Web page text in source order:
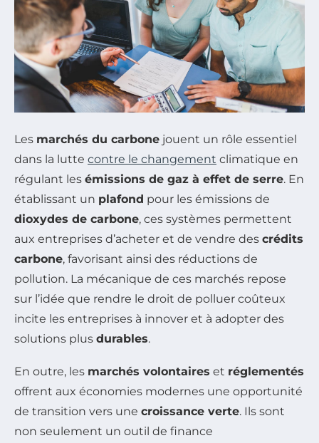
Les marchés du carbone jouent un rôle essentiel
dans la lutte contre le changement climatique en
régulant les émissions de gaz à effet de serre. En
établissant un plafond pour les émissions de
dioxydes de carbone, ces systèmes permettent
aux entreprises d’acheter et de vendre des crédits
carbone, favorisant ainsi des réductions de
pollution. La mécanique de ces marchés repose
sur l’idée que rendre le droit de polluer coûteux
incite les entreprises à innover et à adopter des
solutions plus durables.
En outre, les marchés volontaires et réglementés
offrent aux économies modernes une opportunité
de transition vers une croissance verte. Ils sont
non seulement un outil de finance